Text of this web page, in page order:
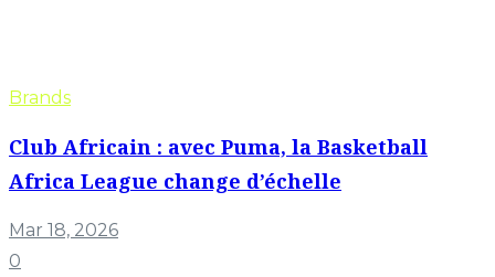
Brands
Club Africain : avec Puma, la Basketball
Africa League change d’échelle
Mar 18, 2026
0